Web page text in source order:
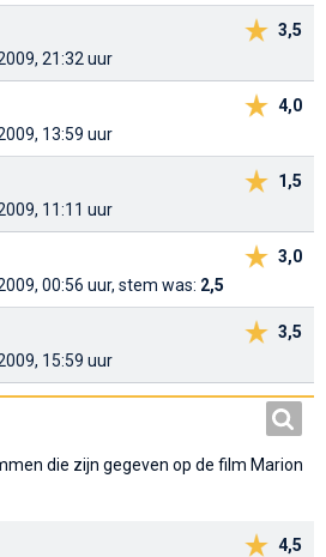
3,5
21:32 uur
4,0
13:59 uur
1,5
11:11 uur
3,0
00:56 uur, stem was: 2,5
3,5
15:59 uur
die zijn gegeven op de film Marion
4,5